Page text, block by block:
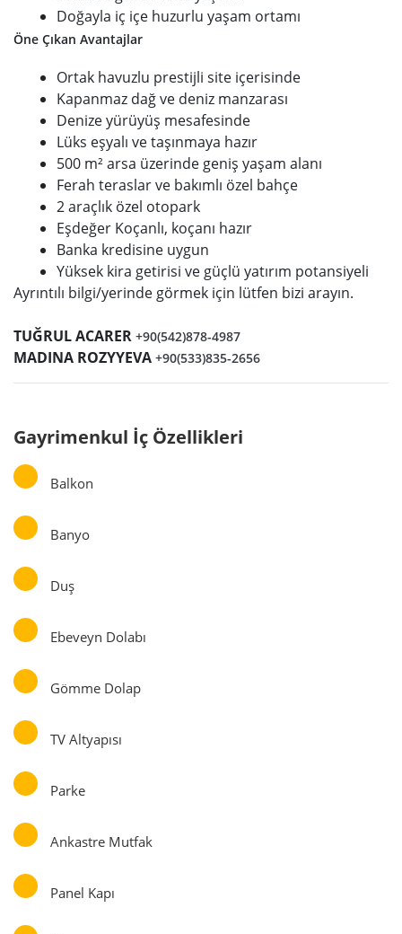
Doğayla iç içe huzurlu yaşam ortamı
Öne Çıkan Avantajlar
Ortak havuzlu prestijli site içerisinde
Kapanmaz dağ ve deniz manzarası
Denize yürüyüş mesafesinde
Lüks eşyalı ve taşınmaya hazır
500 m² arsa üzerinde geniş yaşam alanı
Ferah teraslar ve bakımlı özel bahçe
2 araçlık özel otopark
Eşdeğer Koçanlı, koçanı hazır
Banka kredisine uygun
Yüksek kira getirisi ve güçlü yatırım potansiyeli
Ayrıntılı bilgi/yerinde görmek için lütfen bizi arayın.
TUĞRUL ACARER +90(542)878-4987
MADINA ROZYYEVA +90(533)835-2656
Gayrimenkul İç Özellikleri
Balkon
Banyo
Duş
Ebeveyn Dolabı
Gömme Dolap
TV Altyapısı
Parke
Ankastre Mutfak
Panel Kapı